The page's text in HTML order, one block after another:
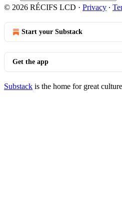
© 2026 RÉCIFS LCD · Privacy ∙
Start your Substack
Get the app
Substack is the home for great culture